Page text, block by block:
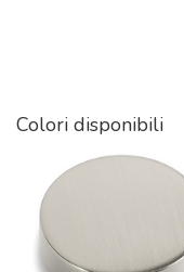
Colori disponibili